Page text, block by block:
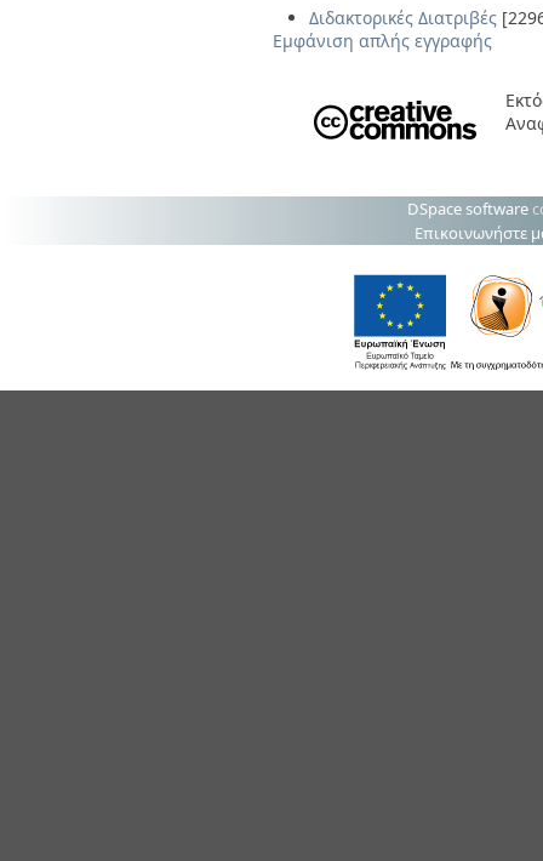
Διδακτορικές Διατριβές
Εμφάνιση απλής εγγραφής
DSpace software
Επικοινωνήστε